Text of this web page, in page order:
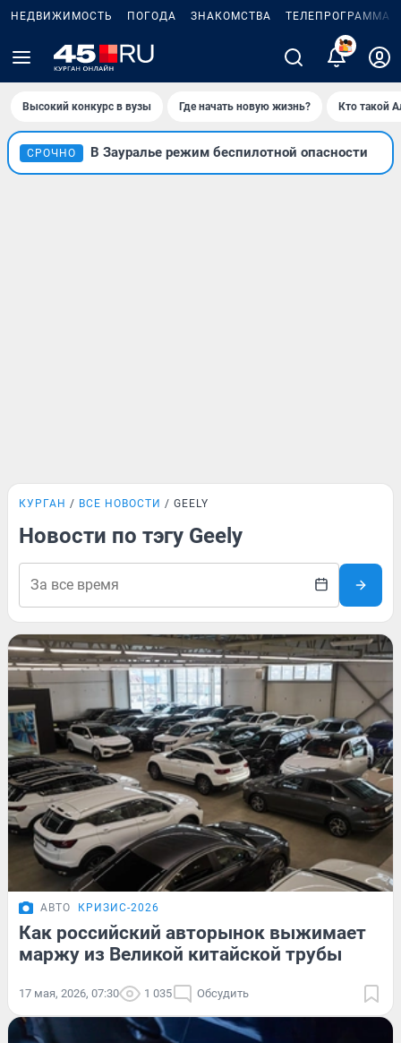
НЕДВИЖИМОСТЬ ПОГОДА ЗНАКОМСТВА ТЕЛЕПРОГРАММА
2
Высокий конкурс в вузы Где начать новую жизнь? Кто такой
СРОЧНО В Зауралье режим беспилотной опасности
КУРГАН ВСЕ НОВОСТИ GEELY
Новости по тэгу Geely
АВТО КРИЗИС-2026
Как российский авторынок выжимает
маржу из Великой китайской трубы
17 мая, 2026, 07:30 1 035 Обсудить